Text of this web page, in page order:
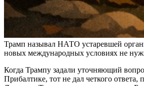
Трамп называл НАТО устаревшей
новых международных условиях не
Когда Трампу задали уточняющий
Прибалтике, тот не дал четкого ответа,